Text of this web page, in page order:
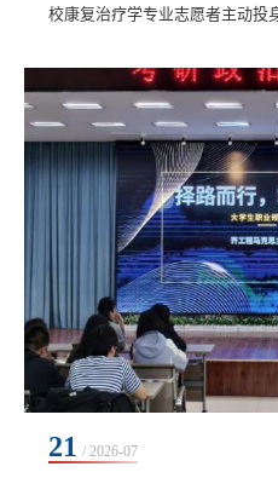
校康复治疗学专业志愿者主动投
量护航省运会赛事顺利开展。拳
员易出现关节扭伤、肌肉拉伤
苛。我校志愿者坚守岗位、履职
放松，运用肌肉贴扎技术防护腕
21 / 2026-07